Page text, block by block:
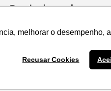
melhorar o
Recusar Cookies
melhorar o
Recusar Cookies